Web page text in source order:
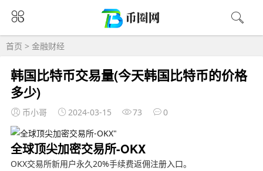
首页 > 金融财经
韩国比特币交易量(今天韩国比特币的价格
多少)
币小哥 2024-03-15 73 0
全球顶尖加密交易所-OKX
OKX交易所新用户永久20%手续费返佣注册入口。